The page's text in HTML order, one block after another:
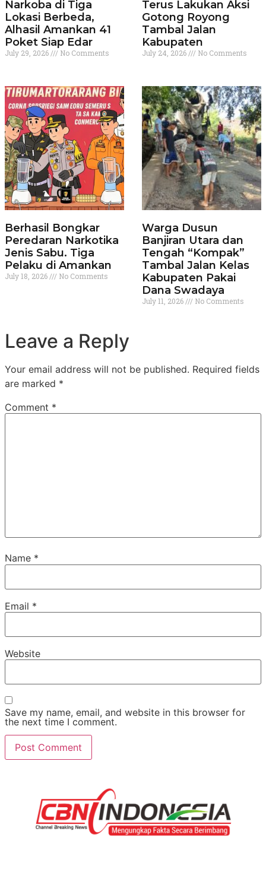
Narkoba di Tiga
Lokasi Berbeda,
Alhasil Amankan 41
Poket Siap Edar
July 29, 2026 No Comments
Terus Lakukan Aksi
Gotong Royong
Tambal Jalan
Kabupaten
July 24, 2026 No Comments
Berhasil Bongkar
Peredaran Narkotika
Jenis Sabu. Tiga
Pelaku di Amankan
July 18, 2026 No Comments
Warga Dusun
Banjiran Utara dan
Tengah “Kompak”
Tambal Jalan Kelas
Kabupaten Pakai
Dana Swadaya
July 11, 2026 No Comments
Leave a Reply
Your email address will not be published. Required fields
are marked *
Comment *
Name *
Email *
Website
Save my name, email, and website in this browser for
the next time I comment.